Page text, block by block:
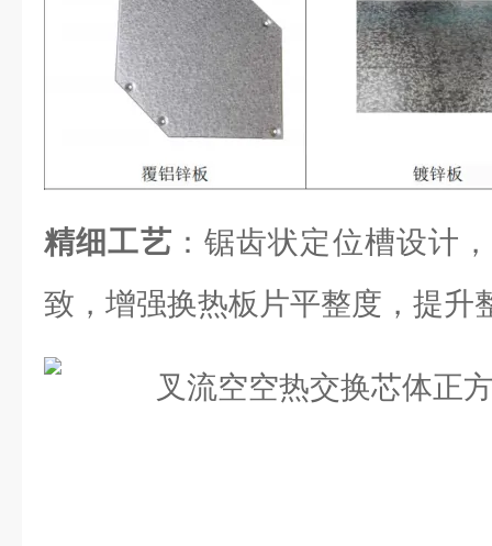
精细工艺 ：锯齿状定位槽设计
致，增强换热板片平整度，提升